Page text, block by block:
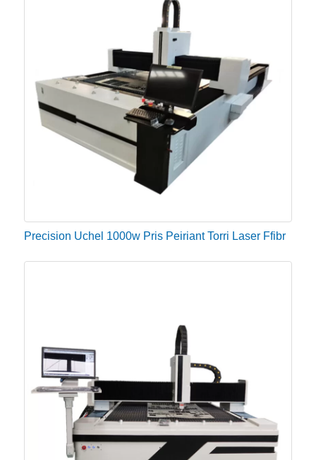
Precision Uchel 1000w Pris Peiriant Torri Laser Ffibr